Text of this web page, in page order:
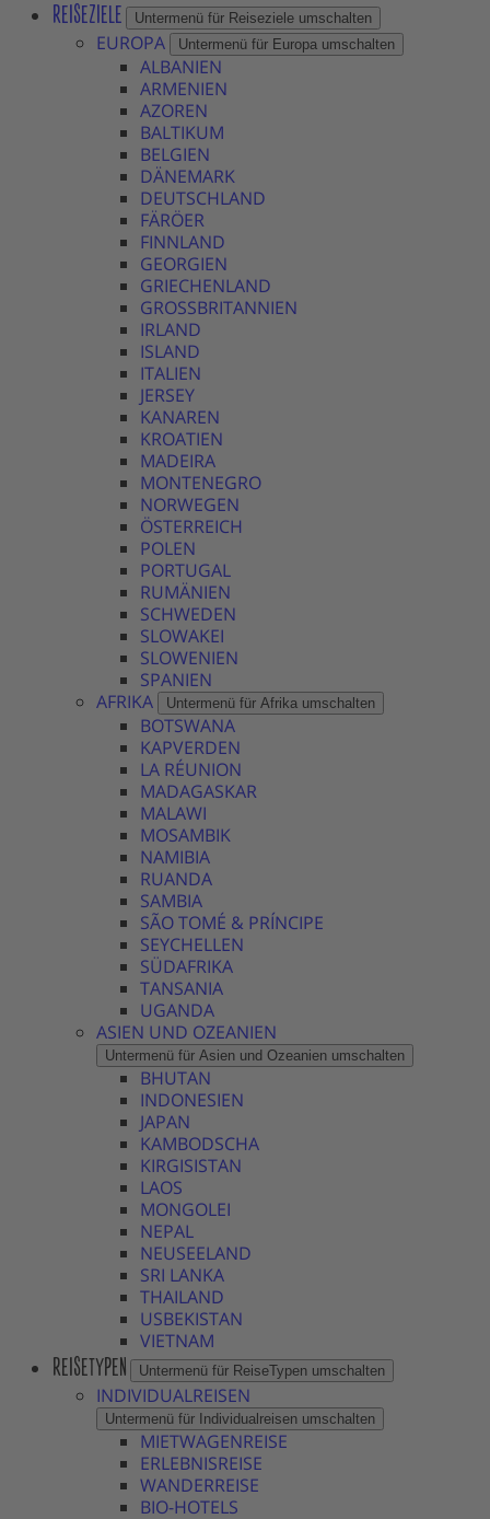
REISEZIELE Untermenü für Reiseziele umschalten
EUROPA Untermenü für Europa umschalten
ALBANIEN
ARMENIEN
AZOREN
BALTIKUM
BELGIEN
DÄNEMARK
DEUTSCHLAND
FÄRÖER
FINNLAND
GEORGIEN
GRIECHENLAND
GROSSBRITANNIEN
IRLAND
ISLAND
ITALIEN
JERSEY
KANAREN
KROATIEN
MADEIRA
MONTENEGRO
NORWEGEN
ÖSTERREICH
POLEN
PORTUGAL
RUMÄNIEN
SCHWEDEN
SLOWAKEI
SLOWENIEN
SPANIEN
AFRIKA
Untermenü für Afrika umschalten
BOTSWANA
KAPVERDEN
LA RÉUNION
MADAGASKAR
MALAWI
MOSAMBIK
NAMIBIA
RUANDA
SAMBIA
SÃO TOMÉ & PRÍNCIPE
SEYCHELLEN
SÜDAFRIKA
TANSANIA
UGANDA
ASIEN UND OZEANIEN
Untermenü für Asien und Ozeanien umschalten
BHUTAN
INDONESIEN
JAPAN
KAMBODSCHA
KIRGISISTAN
LAOS
MONGOLEI
NEPAL
NEUSEELAND
SRI LANKA
THAILAND
USBEKISTAN
VIETNAM
REISETYPEN Untermenü für ReiseTypen umschalten
INDIVIDUALREISEN
Untermenü für Individualreisen umschalten
MIETWAGENREISE
ERLEBNISREISE
WANDERREISE
BIO-HOTELS